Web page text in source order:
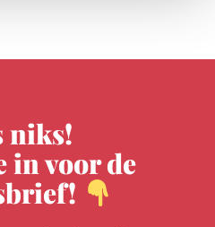
niks!
in voor de